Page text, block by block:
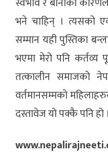
भने चाहिन् । त्यसको
सम्मान यही पुस्तिका
भएमा मेरो पनि कर्तव्य
तत्कालीन समाजको
वर्तमानसम्मको
दस्तावेज यो पक्कै पनि हो ।